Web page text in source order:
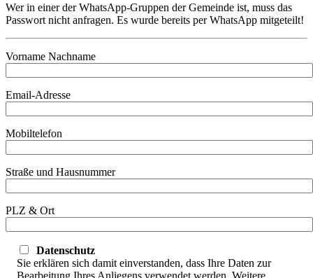
Wer in einer der WhatsApp-Gruppen der Gemeinde ist, muss das
Passwort nicht anfragen. Es wurde bereits per WhatsApp mitgeteilt!
Vorname Nachname
Email-Adresse
Mobiltelefon
Straße und Hausnummer
PLZ & Ort
Datenschutz
Sie erklären sich damit einverstanden, dass Ihre Daten zur
Bearbeitung Ihres Anliegens verwendet werden. Weitere